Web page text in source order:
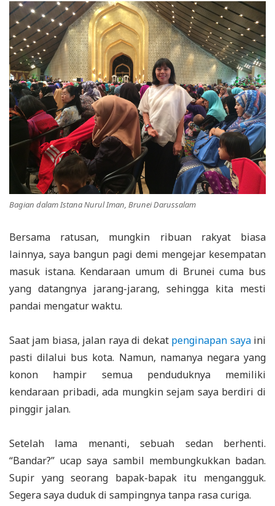
Bagian dalam Istana Nurul Iman, Brunei Darussalam
Bersama ratusan, mungkin ribuan rakyat biasa
lainnya, saya bangun pagi demi mengejar kesempatan
masuk istana. Kendaraan umum di Brunei cuma bus
yang datangnya jarang-jarang, sehingga kita mesti
pandai mengatur waktu.
Saat jam biasa, jalan raya di dekat penginapan sayaini
pasti dilalui bus kota. Namun, namanya negara yang
konon hampir semua penduduknya memiliki
kendaraan pribadi, ada mungkin sejam saya berdiri di
pinggir jalan.
Setelah lama menanti, sebuah sedan berhenti.
“Bandar?” ucap saya sambil membungkukkan badan.
Supir yang seorang bapak-bapak itu mengangguk.
Segera saya duduk di sampingnya tanpa rasa curiga.